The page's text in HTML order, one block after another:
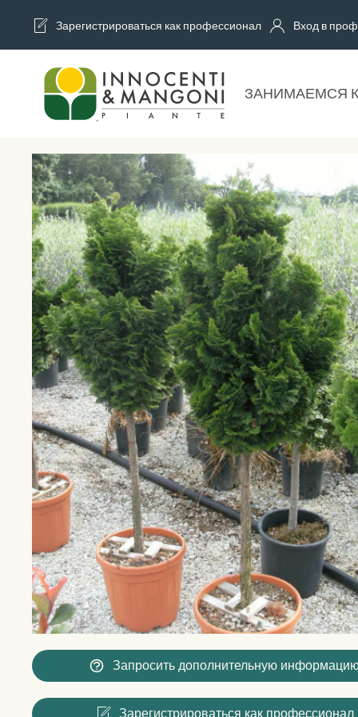
Skip to main content
Зарегистрироваться как профессионал Вход в
ЗАНИМАЕМСЯ
Запросить дополнительную
Зарегистрироваться как профессионал